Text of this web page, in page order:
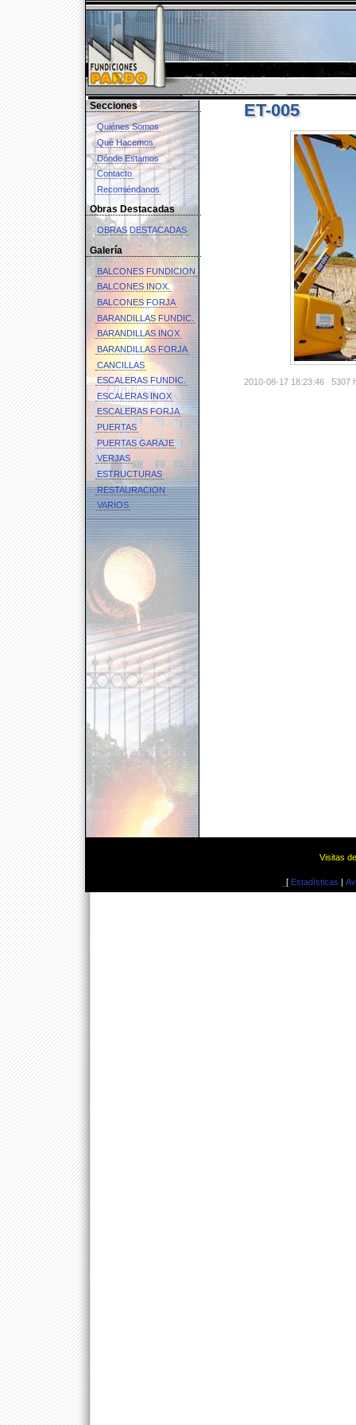
Secciones
Quiénes Somos
Qué Hacemos
Dónde Estamos
Contacto
Recomiéndanos
Obras Destacadas
OBRAS DESTACADAS
Galería
BALCONES FUNDICION
BALCONES INOX.
BALCONES FORJA
BARANDILLAS FUNDIC.
BARANDILLAS INOX
BARANDILLAS FORJA
CANCILLAS
ESCALERAS FUNDIC.
ESCALERAS INOX
ESCALERAS FORJA
PUERTAS
PUERTAS GARAJE
VERJAS
ESTRUCTURAS
RESTAURACION
VARIOS
ET-005
2010-08-17 18:23:46 5307
Visitas
[ Estadísticas